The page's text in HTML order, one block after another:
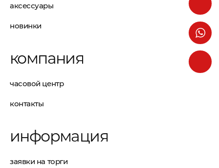
аксессуары
новинки
компания
часовой центр
контакты
информация
заявки на торги